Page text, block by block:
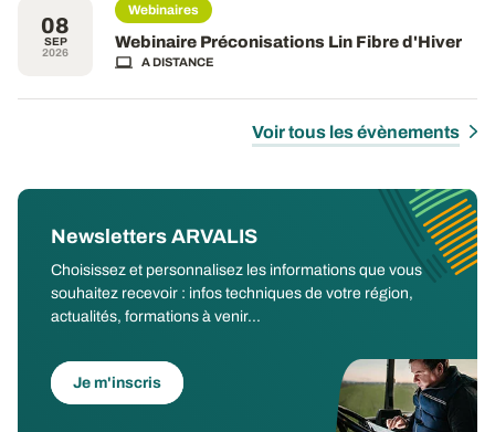
08
SEP
2026
Webinaires
Webinaire Préconisations Lin Fibre d'Hiver
A DISTANCE
Voir tous les évènements
Newsletters ARVALIS
Choisissez et personnalisez les informations que vous
souhaitez recevoir : infos techniques de votre région,
actualités, formations à venir...
Je m'inscris